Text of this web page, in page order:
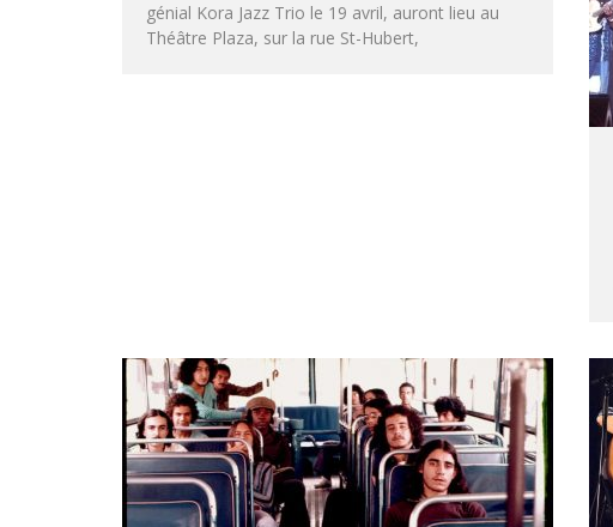
génial Kora Jazz Trio le 19 avril, auront lieu au
Théâtre Plaza, sur la rue St-Hubert,